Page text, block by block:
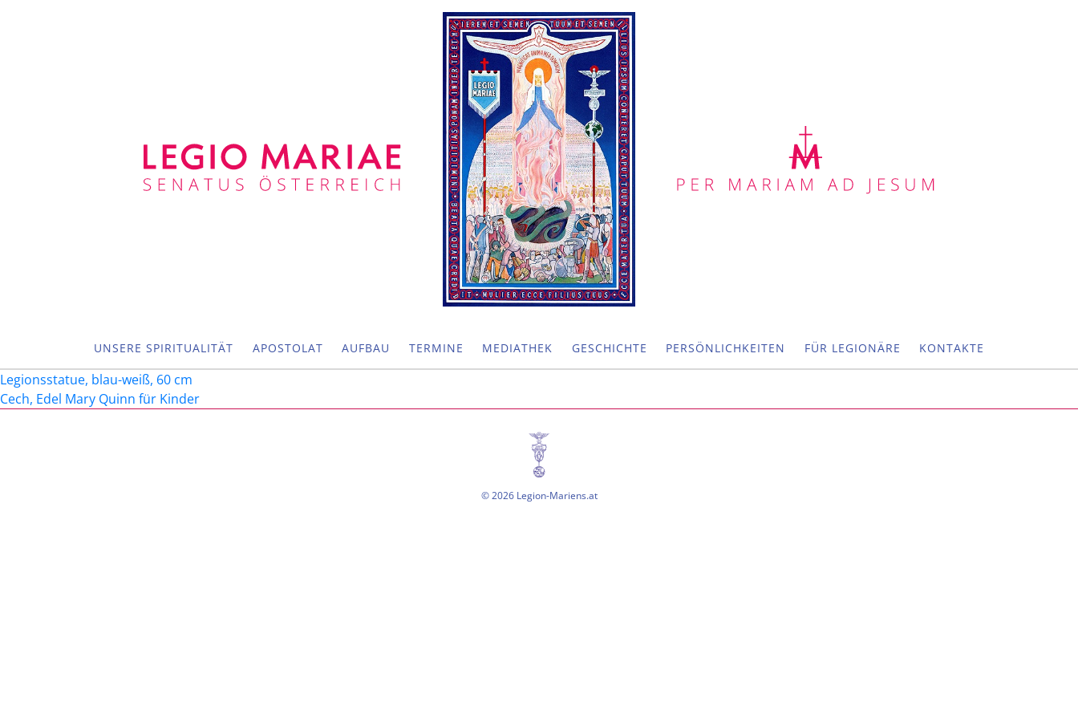
UNSERE SPIRITUALITÄT APOSTOLAT AUFBAU TERMINE MEDIATHEK GESCHICHTE PERSÖNLICHKEITEN FÜR LEGIONÄRE KONTAKTE
Beitragsnavigation
Legionsstatue, blau-weiß, 60 cm
Cech, Edel Mary Quinn für Kinder
© 2026 Legion-Mariens.at